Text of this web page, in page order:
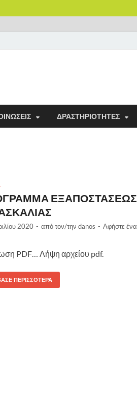
ΔΡΑΣΤΗΡΙΌΤΗΤΕΣ
ΕΞΑΠΟΣΤΑΣΕΩΣ
2020 - από τον/την danos - Αφήστε ένα
PDF… Λήψη αρχείου pdf.
ΠΕΡΙΣΣΌΤΕΡΑ